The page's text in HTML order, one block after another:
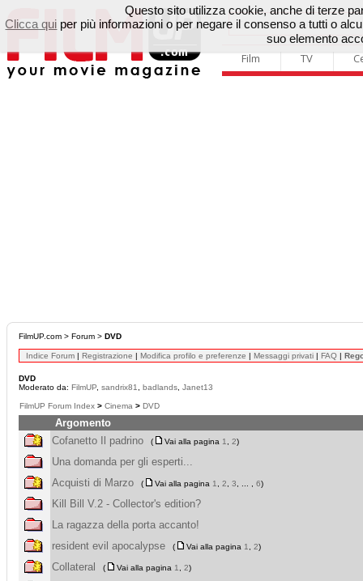
Film TV
FilmUP.com > Forum > DVD
Indice Forum | Registrazione | Modifica profilo e preferenze | Messaggi privati | FAQ |
DVD
Moderato da: FilmUP sandrix81 badlands Janet13
FilmUP Forum Index > Cinema > DVD
Argomento
Cofanetto Il padrino
( Vai alla pagina 1 2)
Una domanda per gli esperti...
Acquisti di Marzo
( Vai alla pagina 1 2 3 6)
Kill Bill V.2 - Collector's edition?
La ragazza della porta accanto!
resident evil apocalypse
( Vai alla pagina 1 2)
Collateral ( Vai alla pagina 1 2)
Questo sito utilizza cookie, anche di terze
Clicca qui per più informazioni o per negare il consenso a tutti o
suo elemento